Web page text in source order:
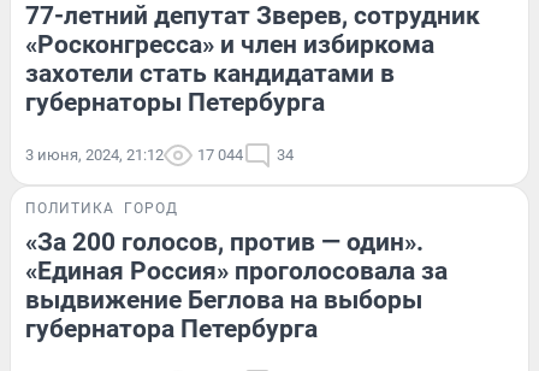
77-летний депутат Зверев, сотрудник
«Росконгресса» и член избиркома
захотели стать кандидатами в
губернаторы Петербурга
3 июня, 2024, 21:12 17 044 34
ПОЛИТИКА ГОРОД
«За 200 голосов, против — один».
«Единая Россия» проголосовала за
выдвижение Беглова на выборы
губернатора Петербурга